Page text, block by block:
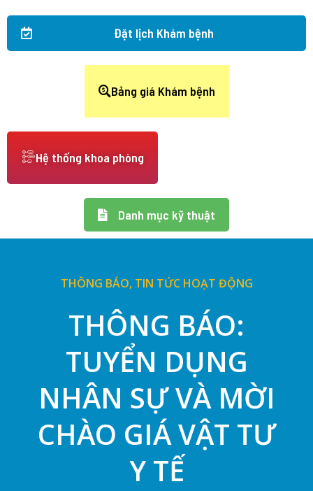
Đặt lịch Khám bệnh
Bảng giá Khám bệnh
Hệ thống khoa phòng
Danh mục kỹ thuật
THÔNG BÁO, TIN TỨC HOẠT ĐỘNG
THÔNG BÁO:
TUYỂN DỤNG
NHÂN SỰ VÀ MỜI
CHÀO GIÁ VẬT TƯ
Y TẾ